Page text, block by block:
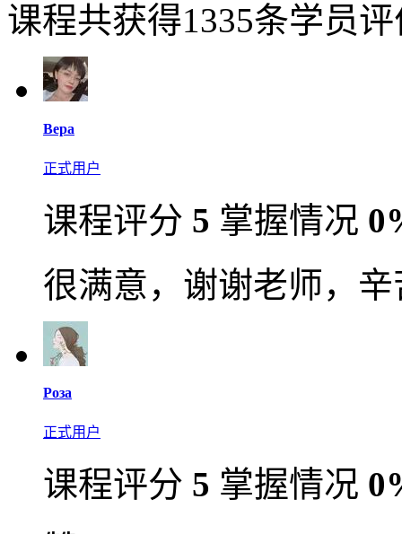
课程共获得1335条学员
Вера
正式用户
课程评分 5 掌握情况
很满意，谢谢老师，辛
Роза
正式用户
课程评分 5 掌握情况